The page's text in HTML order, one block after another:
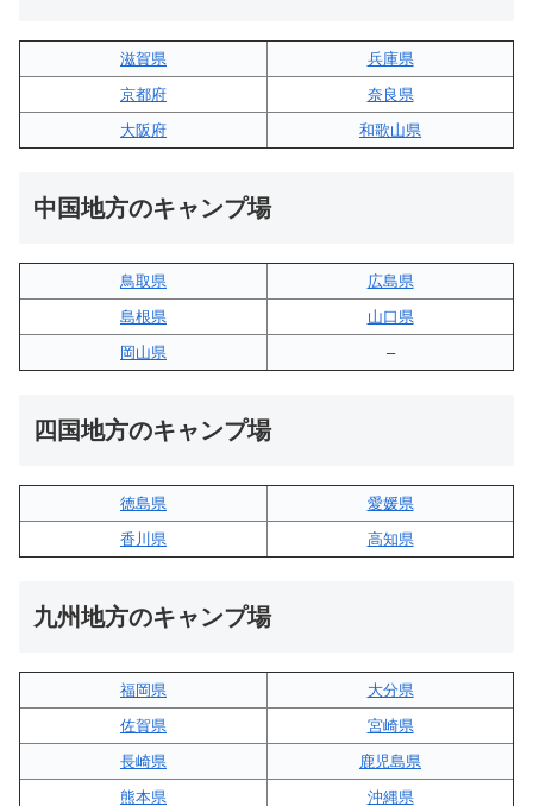
滋賀県
兵庫県
京都府
奈良県
大阪府
和歌山県
中国地方のキャンプ場
鳥取県
広島県
島根県
山口県
岡山県
–
四国地方のキャンプ場
徳島県
愛媛県
香川県
高知県
九州地方のキャンプ場
福岡県
大分県
佐賀県
宮崎県
長崎県
鹿児島県
熊本県
沖縄県